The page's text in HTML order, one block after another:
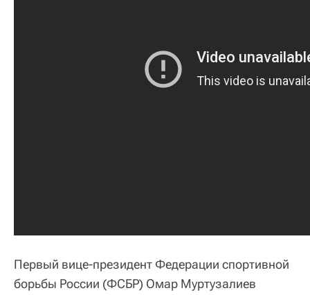
Первый вице-президент Федерации спортивной
борьбы России (ФСБР) Омар Муртузалиев